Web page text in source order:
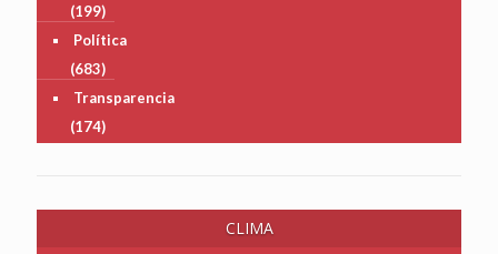
(199)
Política
(683)
Transparencia
(174)
CLIMA